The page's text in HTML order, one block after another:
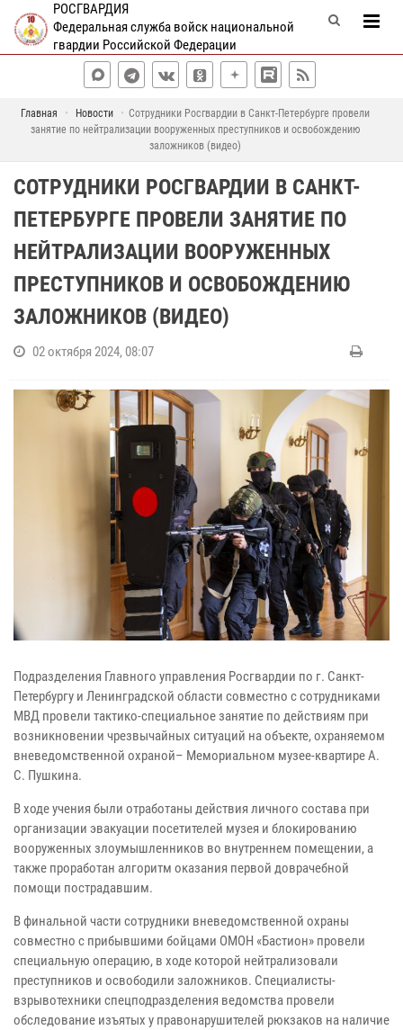
РОСГВАРДИЯ
Федеральная служба войск национальной
гвардии Российской Федерации
Главная Новости
Сотрудники Росгвардии в Санкт-Петербурге провели
занятие по нейтрализации вооруженных преступников и освобождению
заложников (видео)
СОТРУДНИКИ РОСГВАРДИИ В САНКТ-
ПЕТЕРБУРГЕ ПРОВЕЛИ ЗАНЯТИЕ ПО
НЕЙТРАЛИЗАЦИИ ВООРУЖЕННЫХ
ПРЕСТУПНИКОВ И ОСВОБОЖДЕНИЮ
ЗАЛОЖНИКОВ (ВИДЕО)
02 октября 2024, 08:07
Подразделения Главного управления Росгвардии по г. Санкт-
Петербургу и Ленинградской области совместно с сотрудниками
МВД провели тактико-специальное занятие по действиям при
возникновении чрезвычайных ситуаций на объекте, охраняемом
вневедомственной охраной– Мемориальном музее-квартире А.
С. Пушкина.
В ходе учения были отработаны действия личного состава при
организации эвакуации посетителей музея и блокированию
вооруженных злоумышленников во внутреннем помещении, а
также проработан алгоритм оказания первой доврачебной
помощи пострадавшим.
В финальной части сотрудники вневедомственной охраны
совместно с прибывшими бойцами ОМОН «Бастион» провели
специальную операцию, в ходе которой нейтрализовали
преступников и освободили заложников. Специалисты-
взрывотехники спецподразделения ведомства провели
обследование изъятых у правонарушителей рюкзаков на наличие